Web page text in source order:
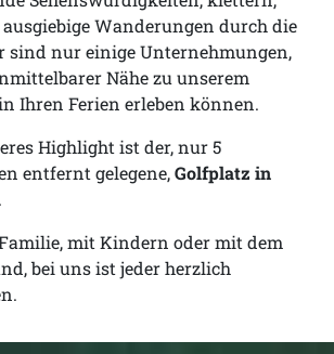
Wanderungen durch die
sind nur einige Unternehmungen,
Nähe zu unserem
Ihren Ferien erleben können.
Highlight ist der, nur 5
entfernt gelegene,Golfplatz in
.
mit Kindern oder mit dem
bei uns ist jeder herzlich